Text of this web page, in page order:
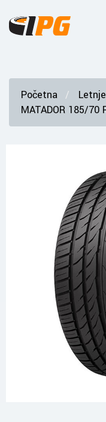
Početna
MATADOR 185/70